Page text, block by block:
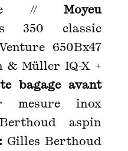
//
Moyeu
350 classic
650Bx47
& Müller IQ-X +
bagage avant
mesure inox
aspin
Gilles Berthoud